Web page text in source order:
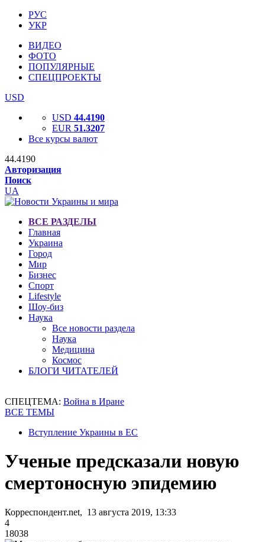
РУС
УКР
ВИДЕО
ФОТО
ПОПУЛЯРНЫЕ
СПЕЦПРОЕКТЫ
USD
USD 44.4190
EUR 51.3207
Все курсы валют
44.4190
Авторизация
Поиск
UA
ВСЕ РАЗДЕЛЫ
Главная
Украина
Город
Мир
Бизнес
Спорт
Lifestyle
Шоу-биз
Наука
Все новости раздела
Наука
Медицина
Космос
БЛОГИ ЧИТАТЕЛЕЙ
СПЕЦТЕМА: Война в Иране
ВСЕ ТЕМЫ
Вступление Украины в ЕС
Ученые предсказали новую
смертоносную эпидемию
Корреспондент.net, 13 августа 2019, 13:33
4
18038